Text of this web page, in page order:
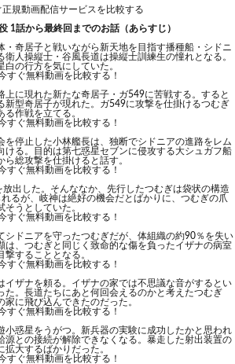
正規動画配信サービスを比較する
1話から最終回までのお話（あらすじ）
・奇居子と戦いながら新天地を目指す播種船・シドニ
衛人操縦士・谷風長道は操縦士訓練生の憧れとなる。
の行方を気にしていた。
すぐ無料動画を比較する！
上に現れた新たな奇居子・ガ549に苦戦する。すると
新型奇居子が現れた。ガ549に攻撃を仕掛けるつむぎ
作戦を立てる。
すぐ無料動画を比較する！
を停止した小林艦長は、独断でシドニアの進路をレム
ける。目的は第七惑星セブンに侵攻する大シュガフ船
総攻撃を仕掛けると話す。
すぐ無料動画を比較する！
出した。そんななか、先行したつむぎは袋状の構造
るが、岐神は絶好の機会だとばかりに、つむぎの爪
うとしていた。
すぐ無料動画を比較する！
シドニアを守ったつむぎだが、体組織の約90％を失い
は、つむぎと同じく致命的な傷を負ったイザナの病室
することとなる。
すぐ無料動画を比較する！
イザナを頼る。イザナの家では不思議な音がするとい
た。長道たちにあと何回会えるのかと考えたつむぎ
に飛び込んできたのだった。
すぐ無料動画を比較する！
小惑星をうがつ。新兵器の実験に成功したかと思われ
源との接続が解除できなくなる。暴走した射出装置の
大するばかりだった。
すぐ無料動画を比較する！